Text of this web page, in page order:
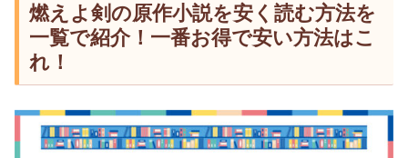
燃えよ剣の原作小説を安く読む方法を
一覧で紹介！一番お得で安い方法はこ
れ！